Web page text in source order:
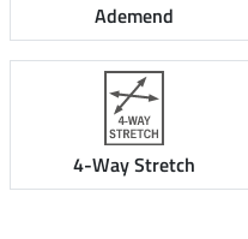
Ademend
4-Way Stretch